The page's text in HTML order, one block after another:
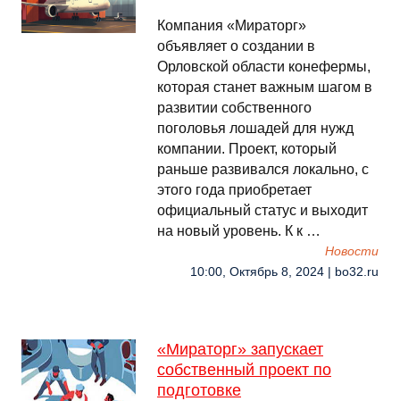
Компания «Мираторг»
объявляет о создании в
Орловской области конефермы,
которая станет важным шагом в
развитии собственного
поголовья лошадей для нужд
компании. Проект, который
раньше развивался локально, с
этого года приобретает
официальный статус и выходит
на новый уровень. К к …
Новости
10:00, Октябрь 8, 2024 | bo32.ru
«Мираторг» запускает
собственный проект по
подготовке